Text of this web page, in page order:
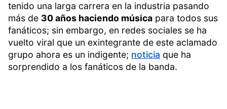
tenido una larga carrera en la industria pasando
más de 30 años haciendo música para todos sus
fanáticos; sin embargo, en redes sociales se ha
vuelto viral que un exintegrante de este aclamado
grupo ahora es un indigente; noticia que ha
sorprendido a los fanáticos de la banda.